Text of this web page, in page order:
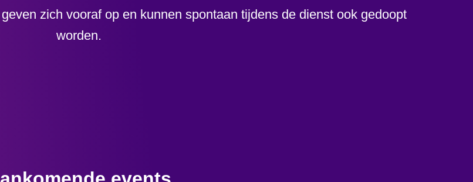
zich vooraf op en kunnen spontaan tijdens de dienst ook gedoopt
worden.